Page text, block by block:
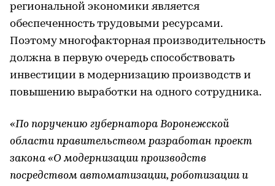
региональной экономики является
обеспеченность трудовыми ресурсами.
Поэтому многофакторная производительность
должна в первую очередь способствовать
инвестиции в модернизацию производств и
повышению выработки на одного сотрудника.
«По поручению губернатора Воронежской
области правительством разработан проект
закона «О модернизации производств
посредством автоматизации, роботизации и